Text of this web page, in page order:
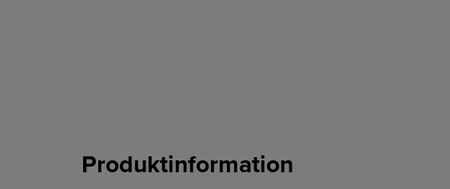
Produktinformation